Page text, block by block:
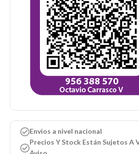
Envios a nivel nacional
Precios Y Stock Están Sujetos A